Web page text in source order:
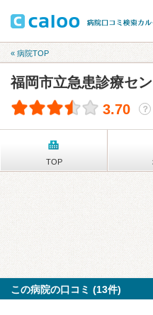
« 病院TOP
福岡市立急患診療セ
3.70 ？
TOP
この病院の口コミ (13件)